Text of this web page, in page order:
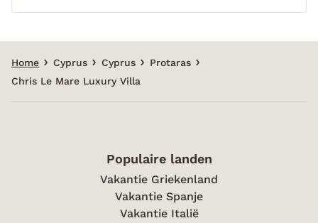
Home Cyprus Cyprus
Protaras
Chris Le Mare Luxury Villa
Populaire landen
Vakantie Griekenland
Vakantie Spanje
Vakantie Italië